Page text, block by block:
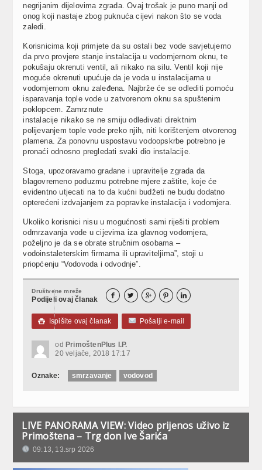
negrijanim dijelovima zgrada. Ovaj trošak je puno manji od
onog koji nastaje zbog puknuća cijevi nakon što se voda
zaledi.
Korisnicima koji primjete da su ostali bez vode savjetujemo
da prvo provjere stanje instalacija u vodomjernom oknu, te
pokušaju okrenuti ventil, ali nikako na silu. Ventil koji nije
moguće okrenuti upućuje da je voda u instalacijama u
vodomjernom oknu zaleđena. Najbrže će se odlediti pomoću
isparavanja tople vode u zatvorenom oknu sa spuštenim
poklopcem. Zamrznute
instalacije nikako se ne smiju odleđivati direktnim
polijevanjem tople vode preko njih, niti korištenjem otvorenog
plamena. Za ponovnu uspostavu vodoopskrbe potrebno je
pronaći odnosno pregledati svaki dio instalacije.
Stoga, upozoravamo građane i upravitelje zgrada da
blagovremeno poduzmu potrebne mjere zaštite, koje će
evidentno utjecati na to da kućni budžeti ne budu dodatno
opterećeni izdvajanjem za popravke instalacija i vodomjera.
Ukoliko korisnici nisu u mogućnosti sami riješiti problem
odmrzavanja vode u cijevima iza glavnog vodomjera,
poželjno je da se obrate stručnim osobama –
vodoinstaleterskim firmama ili upraviteljima”, stoji u
priopćenju “Vodovoda i odvodnje”.
Društvene mreže
Podijeli ovaj članak     
 Ispišite ovaj članak Pošalji e-mail
od PrimoštenPlus I.P.
20 veljače, 2018 17:17
Oznake: smrzavanje vodovod
LIVE PANORAMA VIEW: Video prijenos uživo iz
Primoštena – Trg don Ive Šarića
09:13, 13.srp 2026